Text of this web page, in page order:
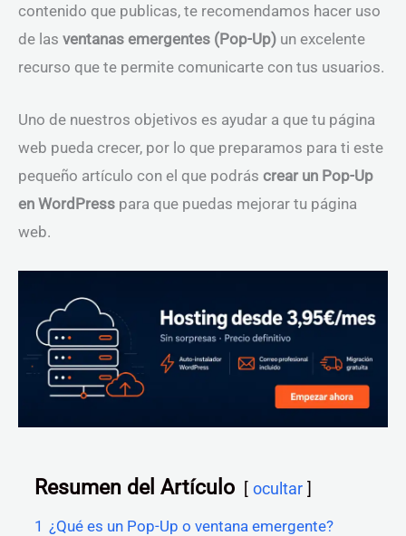
contenido que publicas, te recomendamos hacer uso
de las ventanas emergentes (Pop-Up) un excelente
recurso que te permite comunicarte con tus usuarios.
Uno de nuestros objetivos es ayudar a que tu página
web pueda crecer, por lo que preparamos para ti este
pequeño artículo con el que podrás crear un Pop-Up
en WordPress para que puedas mejorar tu página
web.
Resumen del Artículo ocultar
1 ¿Qué es un Pop-Up o ventana emergente?